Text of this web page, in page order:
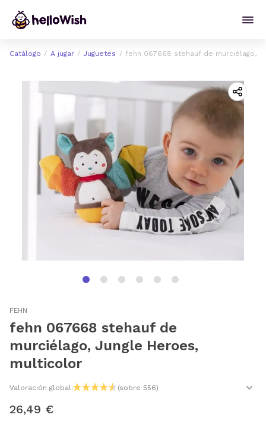
Catálogo A jugar Juguetes fehn 067668 stehauf de murciélago,
FEHN
fehn 067668 stehauf de
murciélago, Jungle Heroes,
multicolor
Valoración global: (sobre 556)
26,49 €